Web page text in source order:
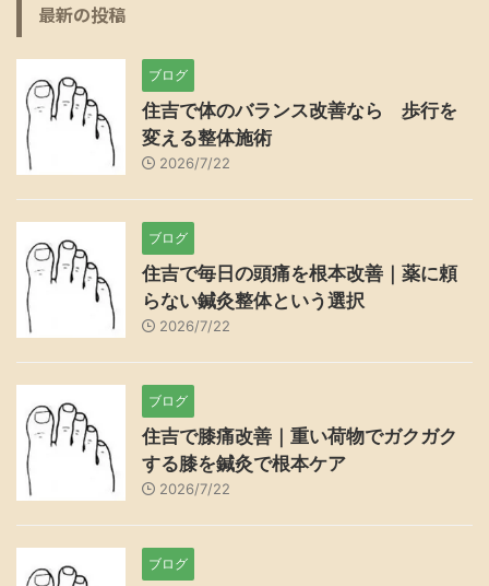
最新の投稿
ブログ
住吉で体のバランス改善なら 歩行を
変える整体施術
2026/7/22
ブログ
住吉で毎日の頭痛を根本改善｜薬に頼
らない鍼灸整体という選択
2026/7/22
ブログ
住吉で膝痛改善｜重い荷物でガクガク
する膝を鍼灸で根本ケア
2026/7/22
ブログ